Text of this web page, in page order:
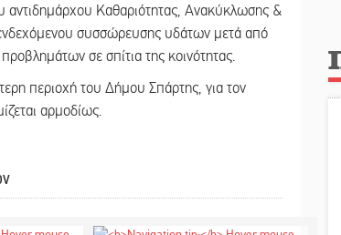
αντιδημάρχου Καθαριότητας, Ανακύκλωσης &
συσσώρευσης υδάτων μετά από
σε σπίτια της κοινότητας.
περιοχή του Δήμου Σπάρτης, για τον
αρμοδίως.